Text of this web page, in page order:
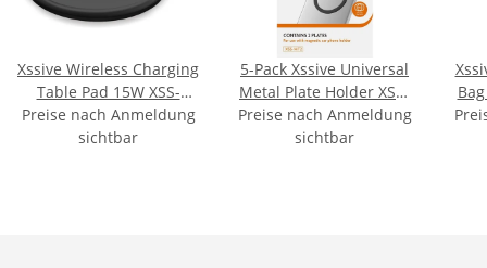
Xssive Wireless Charging
Table Pad 15W XSS-
W1BK - Black
Preise nach Anmeldung
sichtbar
5-Pack Xssive Universal
Metal Plate Holder XSS-
MT2
Preise nach Anmeldung
sichtbar